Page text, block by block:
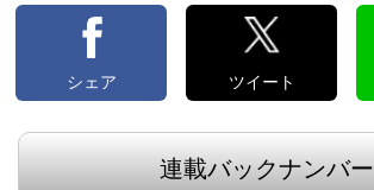
シェア ツイート
連載バックナンバー